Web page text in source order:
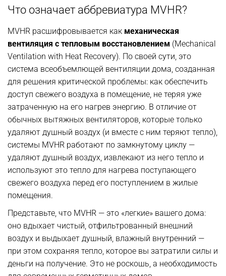
Что означает аббревиатура MVHR?
MVHR расшифровывается как механическая
вентиляция с тепловым восстановлением (Mechanical
Ventilation with Heat Recovery). По своей сути, это
система всеобъемлющей вентиляции дома, созданная
для решения критической проблемы: как обеспечить
доступ свежего воздуха в помещение, не теряя уже
затраченную на его нагрев энергию. В отличие от
обычных вытяжных вентиляторов, которые только
удаляют душный воздух (и вместе с ним теряют тепло),
системы MVHR работают по замкнутому циклу —
удаляют душный воздух, извлекают из него тепло и
используют это тепло для нагрева поступающего
свежего воздуха перед его поступлением в жилые
помещения.
Представьте, что MVHR — это «легкие» вашего дома:
оно вдыхает чистый, отфильтрованный внешний
воздух и выдыхает душный, влажный внутренний —
при этом сохраняя тепло, которое вы затратили силы и
деньги на получение. Это не роскошь, а необходимость